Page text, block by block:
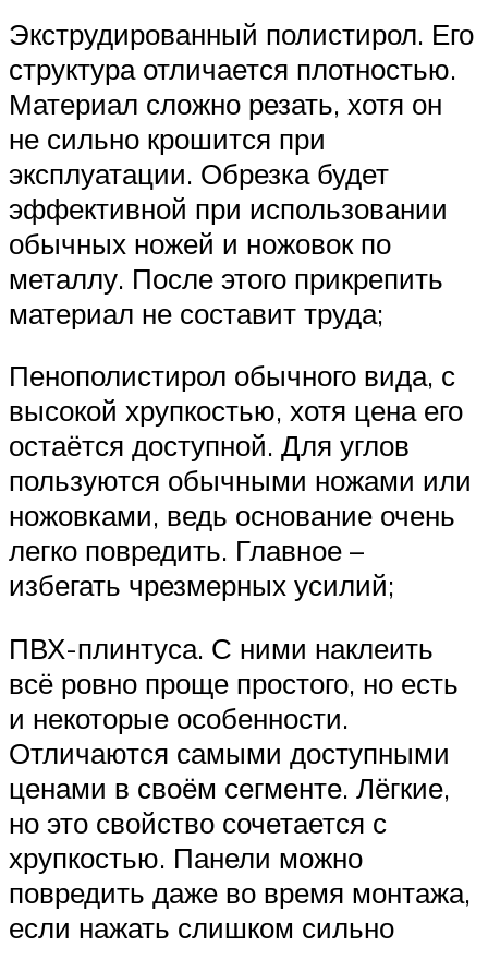
Экструдированный полистирол. Его
структура отличается плотностью.
Материал сложно резать, хотя он
не сильно крошится при
эксплуатации. Обрезка будет
эффективной при использовании
обычных ножей и ножовок по
металлу. После этого прикрепить
материал не составит труда;
Пенополистирол обычного вида, с
высокой хрупкостью, хотя цена его
остаётся доступной. Для углов
пользуются обычными ножами или
ножовками, ведь основание очень
легко повредить. Главное –
избегать чрезмерных усилий;
ПВХ-плинтуса. С ними наклеить
всё ровно проще простого, но есть
и некоторые особенности.
Отличаются самыми доступными
ценами в своём сегменте. Лёгкие,
но это свойство сочетается с
хрупкостью. Панели можно
повредить даже во время монтажа,
если нажать слишком сильно